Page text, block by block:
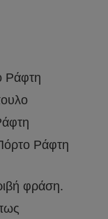
Ράφτη
Ράφτη
φράση.